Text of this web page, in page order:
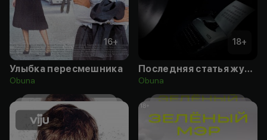
16+
Улыбка пересмешника
Obuna
18+
Последняя статья журналиста
Obuna